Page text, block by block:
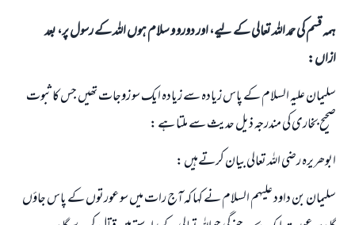
ہمہ قسم کی حمد اللہ تعالی کے لیے، اور دورو و سلام ہوں اللہ کے رسول پر، بعد
ازاں:
سلیمان علیہ السلام کے پاس زیادہ سے زيادہ ایک سو زوجات تھیں جس کا ثبوت
صحیح بخاری کی مندرجہ ذیل حديث سے ملتا ہے :
ابوھریرہ رضي اللہ تعالی بیان کرتےہیں :
سلیمان بن داود علیہم السلام نے کہا کہ آج رات میں سو عورتوں کے پاس جاؤں